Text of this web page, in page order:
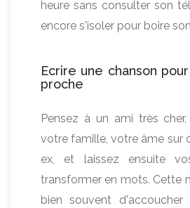
heure sans consulter son
encore s'isoler pour boire
Ecrire une chanson
proche
Pensez à un ami très
votre famille, votre âme sur
ex, et laissez ensuite
transformer en mots. Cette
bien souvent d'accoucher